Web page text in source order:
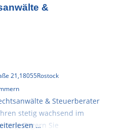
&
21,18055Rostock
& Steuerberater
stetig wachsend im
Zögern Sie
…